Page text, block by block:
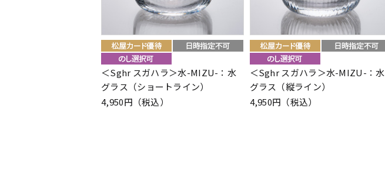
＜Sghr スガハラ＞水-MIZU-：水
グラス（ショートライン）
4,950円（税込）
＜Sghr スガハラ＞水-MIZU-：水
グラス（縦ライン）
4,950円（税込）